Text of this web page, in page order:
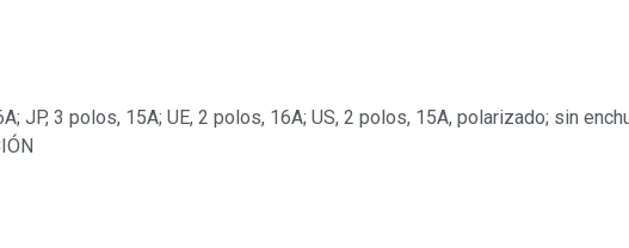
JP, 3 polos, 15A; UE, 2 polos, 16A; US, 2 polos, 15A, polarizado; sin